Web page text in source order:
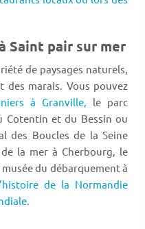
Saint pair sur mer
de paysages naturels,
des marais. Vous pouvez
à Granville, le parc
Cotentin et du Bessin ou
des Boucles de la Seine
la mer à Cherbourg, le
du débarquement à
de la Normandie